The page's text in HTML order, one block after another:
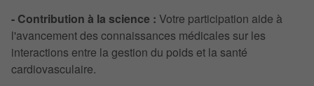
- Contribution à la science : Votre participation aide à
l'avancement des connaissances médicales sur les
interactions entre la gestion du poids et la santé
cardiovasculaire.